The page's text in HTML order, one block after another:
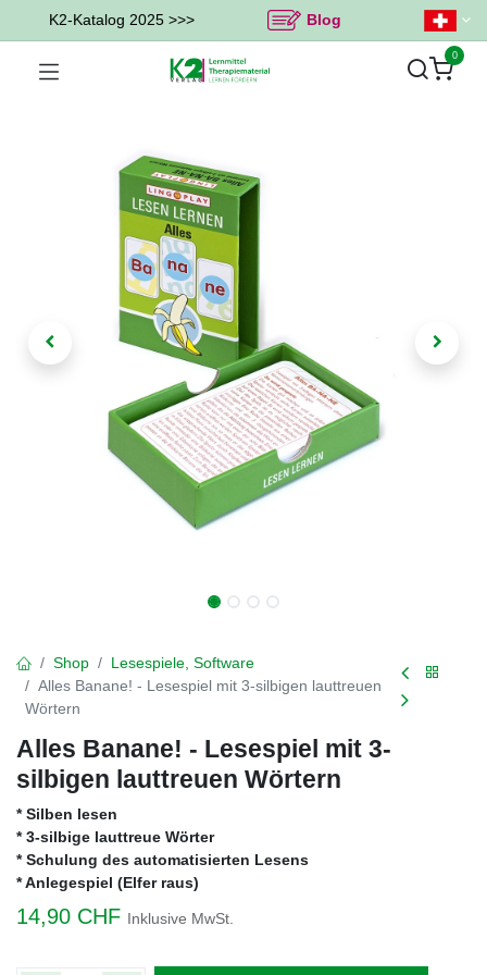
K2-Katalog 2025 >>> Blog
0
Shop
Lesespiele, Software
Alles Banane! - Lesespiel mit 3-silbigen lauttreuen
Wörtern
Alles Banane! - Lesespiel mit 3-
silbigen lauttreuen Wörtern
* Silben lesen
* 3-silbige lauttreue Wörter
* Schulung des automatisierten Lesens
* Anlegespiel (Elfer raus)
14,90 CHF Inklusive MwSt.